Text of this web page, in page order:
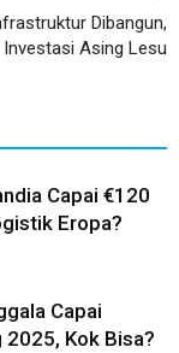
Dibangun,
Investasi Asing Lesu
Capai €120
Eropa?
Capai
Kok Bisa?